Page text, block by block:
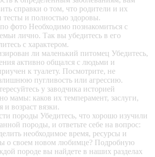
справки о том, что родители и их
и полностью здоровы.
фото Необходимо познакомиться с
лично. Так вы убедитесь в его
с характером.
ли маленький питомец Убедитесь,
активно общался с людьми и
к туалету. Посмотрите, не
пугливость или агрессию.
у заводчика историей
мамы: каков их темперамент, заслуги,
и возраст вязки.
породы Убедитесь, что хорошо изучили
породы, и ответьте себе на вопрос:
необходимое время, ресурсы и
о своем новом любимце? Подробную
породе вы найдете в наших разделах